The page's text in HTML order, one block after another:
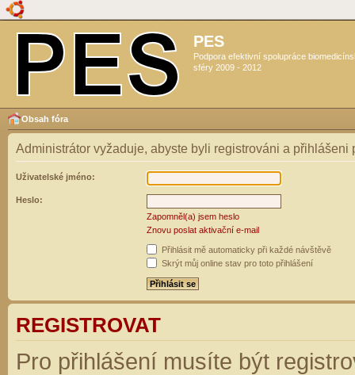
PES
Podpora efektivní spolupráce
sféry 2009 - 2012
Obsah fóra
Administrátor vyžaduje, abyste byli registrováni a přihlášeni
Uživatelské jméno:
Heslo:
Zapomněl(a) jsem heslo
Znovu poslat aktivační e-mail
Přihlásit mě automaticky při každé návštěvě
Skrýt můj online stav pro toto přihlášení
REGISTROVAT
Pro přihlášení musíte být